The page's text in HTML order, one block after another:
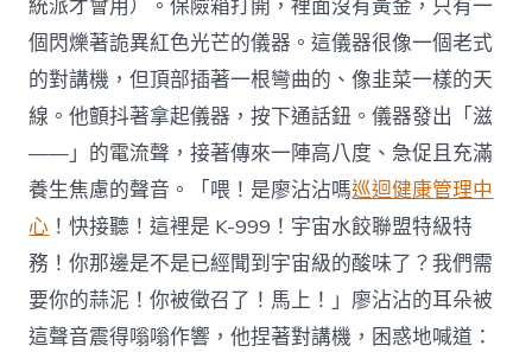
統派才會用）。保險箱打開，裡面沒有黃金，只有一
個閃爍著詭異紅色光芒的儀器。這儀器很像一個老式
的對講機，但頂部插著一根彎曲的、像韭菜一樣的天
線。他顫抖著拿起儀器，按下通話鈕。儀器發出「滋
——」的電流聲，接著傳來一陣高八度、急促且充滿
養生焦慮的聲音。「喂！是廖沾沾嗎巡迴健康管理中
心 ！快接聽！這裡是 K-999！宇宙水餃聯盟特級特
務！你那邊是不是已經聞到宇宙級的酸味了？我們需
要你的蒜泥！你被徵召了！馬上！」廖沾沾的耳朵被
這聲音震得嗡嗡作響，他捏著對講機，困惑地喊道：